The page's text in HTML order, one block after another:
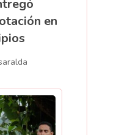
en